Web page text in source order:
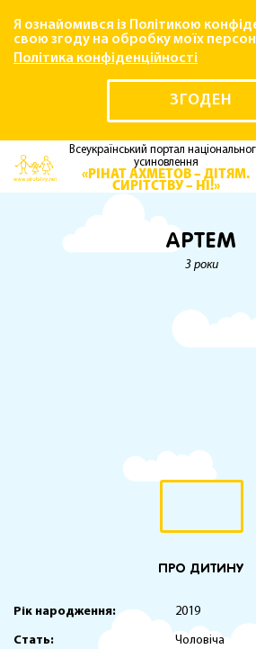
Я ознайомився із Політикою
свою згоду на обробку моїх
Політика конфіденційності
ЗГОДЕН
Всеукраїнський портал
усиновлення
«РІНАТ АХМЕТОВ – ДІТЯМ.
СИРІТСТВУ – НІ!»
АРТЕМ
3 роки
ПРО ДИТИНУ
Рік народження: 2019
Стать: Чоловіча